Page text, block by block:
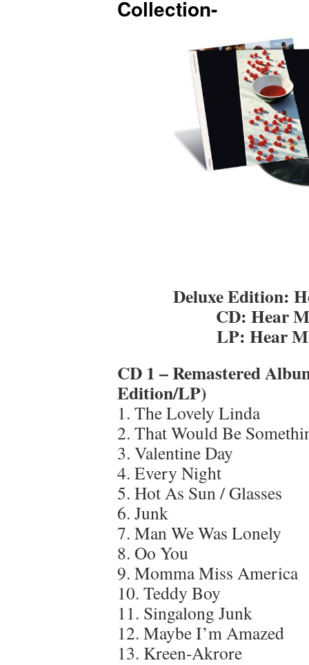
Collection-
Deluxe Edition:
CD: Hear
LP: Hear
CD 1 – Remastered
Edition/LP)
1. The Lovely Linda
2. That Would Be
3. Valentine Day
4. Every Night
5. Hot As Sun / Glasses
6. Junk
7. Man We Was Lonely
8. Oo You
9. Momma Miss America
10. Teddy Boy
11. Singalong Junk
12. Maybe I’m Amazed
13. Kreen-Akrore